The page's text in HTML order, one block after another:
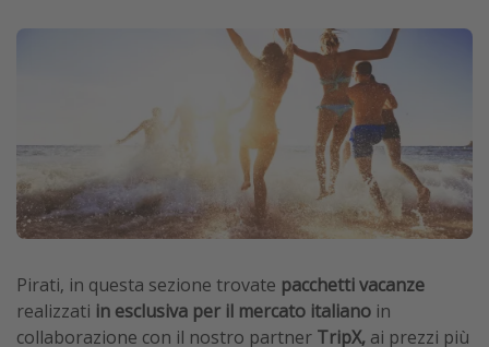
Pirati, in questa sezione trovate pacchetti vacanze
realizzati in esclusiva per il mercato italiano in
collaborazione con il nostro partner TripX, ai prezzi più